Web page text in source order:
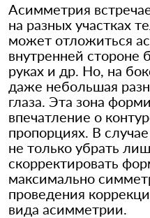
Асимметрия
на разных участках
может отложиться
внутренней стороне
руках и др. Но, на
даже небольшая
глаза. Эта зона
впечатление о
пропорциях. В
не только убрать
скорректировать
максимально
проведения
вида асимметрии.